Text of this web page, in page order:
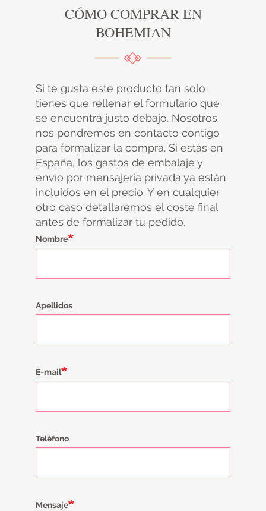
CÓMO COMPRAR EN
BOHEMIAN
Si te gusta este producto tan solo
tienes que rellenar el formulario que
se encuentra justo debajo. Nosotros
nos pondremos en contacto contigo
para formalizar la compra. Si estás en
España, los gastos de embalaje y
envío por mensajería privada ya están
incluidos en el precio. Y en cualquier
otro caso detallaremos el coste final
antes de formalizar tu pedido.
Nombre
Apellidos
E-mail
Teléfono
Mensaje